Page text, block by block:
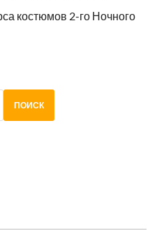
костюмов 2-го Ночного
ПОИСК